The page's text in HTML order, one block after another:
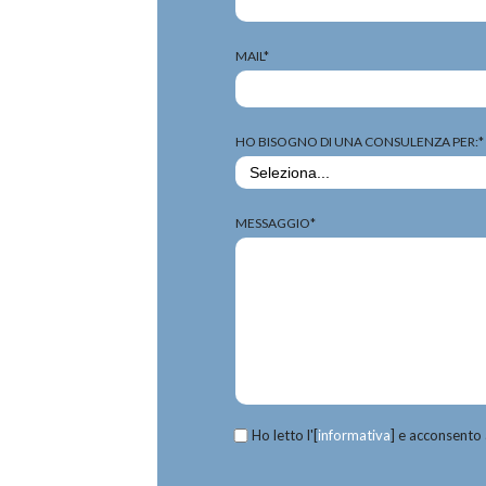
MAIL*
HO BISOGNO DI UNA CONSULENZA PER:*
MESSAGGIO*
Ho letto l'[informativa] e